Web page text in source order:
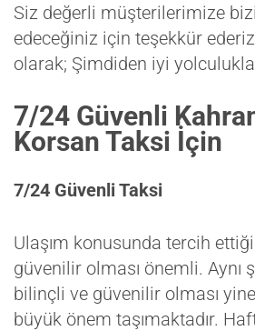
Siz değerli müşterilerimize
edeceğiniz için teşekkür
olarak; Şimdiden iyi
7/24 Güvenli
Korsan Taksi İçin
7/24 Güvenli Taksi
Ulaşım konusunda tercih
güvenilir olması önemli. Aynı
bilinçli ve güvenilir olması
büyük önem taşımaktadır.